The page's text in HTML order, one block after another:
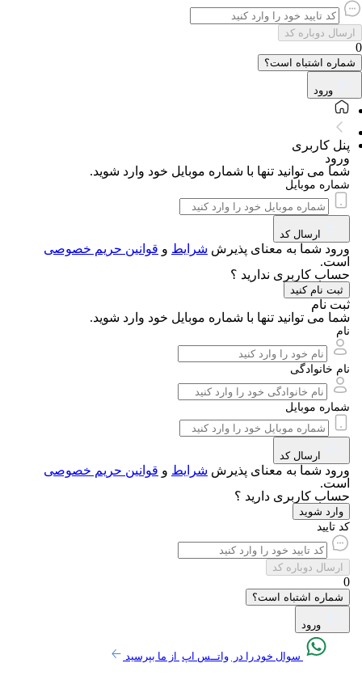
دوباره کد
اشتباه است؟
کاربری
می توانید تنها با شماره موبایل خود وارد شوید.
موبایل
شما به معنای پذیرششرایطوقوانین حریم‌ خصوصی
کاربری ندارید ؟
نام کنید
نام
می توانید تنها با شماره موبایل خود وارد شوید.
خانوادگی
موبایل
شما به معنای پذیرششرایطوقوانین حریم‌ خصوصی
کاربری دارید ؟
شوید
دوباره کد
اشتباه است؟
سوال خود را در واتــس اپ از ما بپرسید